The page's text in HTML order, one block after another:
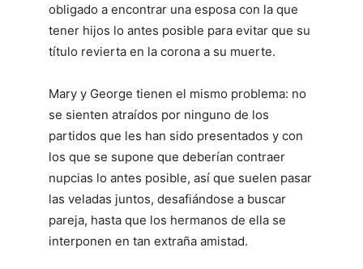
obligado a encontrar una esposa con la que
tener hijos lo antes posible para evitar que su
título revierta en la corona a su muerte.
Mary y George tienen el mismo problema: no
se sienten atraídos por ninguno de los
partidos que les han sido presentados y con
los que se supone que deberían contraer
nupcias lo antes posible, así que suelen pasar
las veladas juntos, desafiándose a buscar
pareja, hasta que los hermanos de ella se
interponen en tan extraña amistad.